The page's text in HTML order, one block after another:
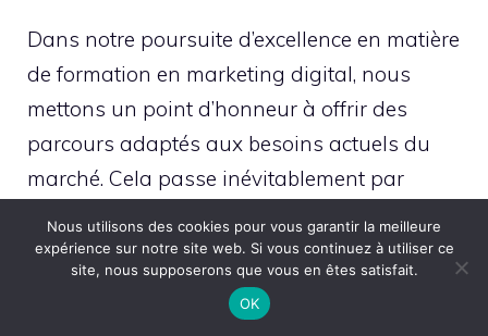
Dans notre poursuite d’excellence en matière
de formation en marketing digital, nous
mettons un point d’honneur à offrir des
parcours adaptés aux besoins actuels du
marché. Cela passe inévitablement par
deux piliers essentiels de la formation
Bachelor Marketing Digital chez Studi.
Nous utilisons des cookies pour vous garantir la meilleure
expérience sur notre site web. Si vous continuez à utiliser ce
site, nous supposerons que vous en êtes satisfait.
OK